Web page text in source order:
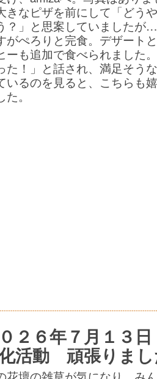
きなピザを前にして「どう
？」と思案していましたが
がぺろりと完食。デザート
ーも追加で食べられました
た！」と話され、満足そう
いるのを見ると、こちらも
。
２６年７月１３日
活動 頑張りま